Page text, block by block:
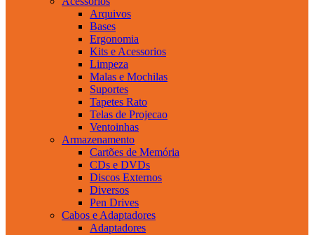
Arquivos
Bases
Ergonomia
Kits e Acessorios
Limpeza
Malas e Mochilas
Suportes
Tapetes Rato
Telas de Projecao
Ventoinhas
Armazenamento
Cartões de Memória
CDs e DVDs
Discos Externos
Diversos
Pen Drives
Cabos e Adaptadores
Adaptadores